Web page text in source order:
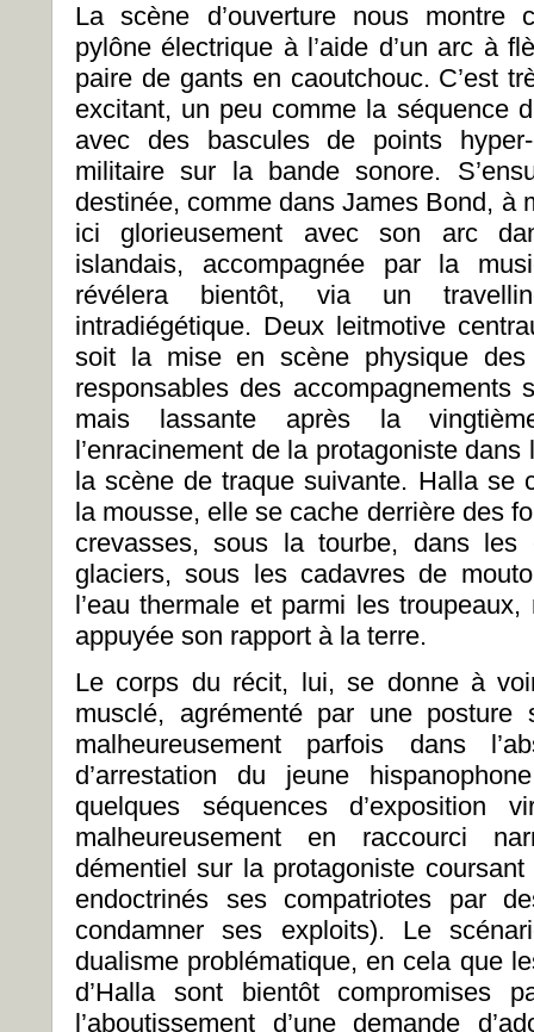
La scène d’ouverture nous montre
pylône électrique à l’aide d’un arc à
paire de gants en caoutchouc. C’est
excitant, un peu comme la séquence
avec des bascules de points
militaire sur la bande sonore.
destinée, comme dans James Bond, à
ici glorieusement avec son arc
islandais, accompagnée par la
révélera bientôt, via un
intradiégétique. Deux leitmotive
soit la mise en scène physique
responsables des accompagnements
mais lassante après la
l’enracinement de la protagoniste
la scène de traque suivante. Halla se
la mousse, elle se cache derrière des
crevasses, sous la tourbe, dans les
glaciers, sous les cadavres de
l’eau thermale et parmi les
appuyée son rapport à la terre.
Le corps du récit, lui, se donne à
musclé, agrémenté par une posture
malheureusement parfois dans
d’arrestation du jeune
quelques séquences d’exposition
malheureusement en raccourci
démentiel sur la protagoniste
endoctrinés ses compatriotes par
condamner ses exploits). Le
dualisme problématique, en cela que
d’Halla sont bientôt compromises
l’aboutissement d’une demande